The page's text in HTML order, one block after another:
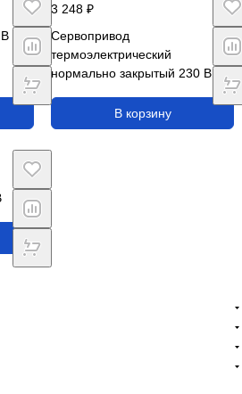
3 248 ₽
Сервопривод
термоэлектрический
нормально закрытый 230 В,
В корзину